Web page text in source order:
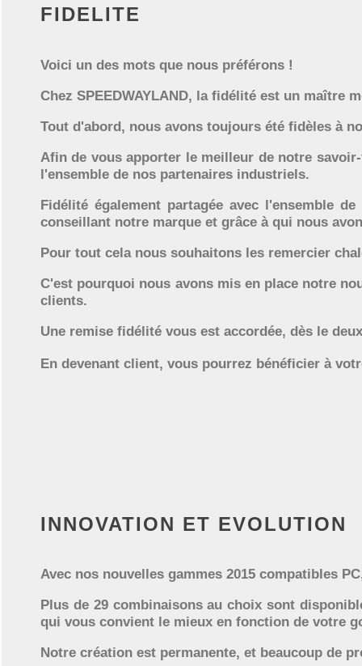
FIDELITE
Voici un des mots que nous préférons !
Chez SPEEDWAYLAND, la fidélité est un maître
Tout d'abord, nous avons toujours été fidèles à
Afin de vous apporter le meilleur de notre
l'ensemble de nos partenaires industriels.
Fidélité également partagée avec l'ensemble
conseillant notre marque et grâce à qui nous
Pour tout cela nous souhaitons les remercier
C'est pourquoi nous avons mis en place notre
clients.
Une remise fidélité vous est accordée, dès le
En devenant client, vous pourrez bénéficier à
INNOVATION ET EVOLUTION
Avec nos nouvelles gammes 2015 compatibles
Plus de 29 combinaisons au choix sont
qui vous convient le mieux en fonction de votre
Notre création est permanente, et beaucoup de